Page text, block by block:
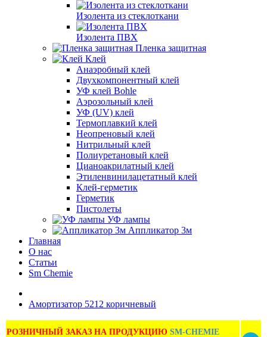
Изолента из стеклоткани
Изолента ПВХ
Пленка защитная
Клей
Анаэробный клей
Двухкомпонентный клей
УФ клей Bohle
Аэрозольный клей
УФ (UV) клей
Термоплавкий клей
Неопреновый клей
Нитрильный клей
Полиуретановый клей
Цианоакрилатный клей
Этиленвинилацетатный клей
Клей-герметик
Герметик
Пистолеты
УФ лампы
Аппликатор 3м
Главная
О нас
Статьи
Sm Chemie
Амортизатор 5212 коричневый
РОЗНИЧНЫЙ ЗАКАЗ НА ПРОДУКЦИЮ SM-CHEMIE